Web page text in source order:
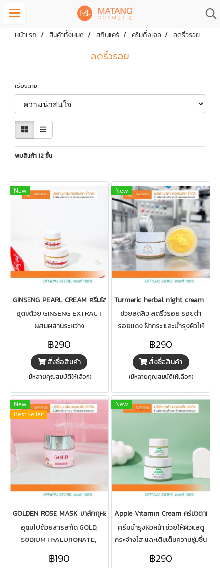
หน้าแรก สินค้าทั้งหมด สกินแคร์ ครีมกึ่งเจล ลดริ้วรอย
ลดริ้วรอย
เรียงตาม
พบสินค้า 12 ชิ้น
New
GINSENG PEARL CREAM ครีมโสมไข่มุก
อุดมด้วย GINSENG EXTRACT
ผสมผสานระหว่าง
NIACINAMIDE, ALPHA-
ARBUTIN และ COLLAGEN ช่วย
ให้ผิวแลดูกระจ่างใส และเติมเต็ม
ความชุ่มชื้นให้ผิว
฿290
สั่งซื้อสินค้า
(มีหลายคุณสมบัติให้เลือก)
New
Turmeric herbal night cream เทอ
ช่วยลดสิว ลดริ้วรอย รอยดำ
รอยแดง ฝ้ากระ และบำรุงผิวให้
นุ่ม ชุ่มชื่น อิ่มฟูผิวขาวกระจ่างใส
อย่างเป็นธรรมชาติเหมาะสำหรับ
ผลิตภัณฑ์บำรุงผิว
฿290
สั่งซื้อสินค้า
(มีหลายคุณสมบัติให้เลือก)
New
Best Seller
GOLDEN ROSE MASK มาส์กกุหลาบทองคำ
อุดมไปด้วยสารสกัด GOLD,
SODIUM HYALURONATE,
ROSE DAMASCENA
ABSOLUTE และVITAMIN B3 ให้
฿190
New
Apple Vitamin Cream ครีมวิตามินแ
ครีมบำรุงผิวหน้า ช่วยให้ผิวแลดู
กระจ่างใส และเติมเต็มความชุ่มชื้น
฿290